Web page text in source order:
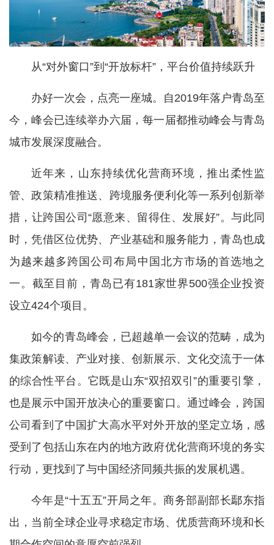
从“对外窗口”到“开放标杆”，平台价值持续跃升
办好一次会，点亮一座城。自2019年落户青岛至
今，峰会已连续举办六届，每一届都推动峰会与青岛
城市发展深度融合。
近年来，山东持续优化营商环境，推出柔性监
管、政策精准推送、跨境服务便利化等一系列创新举
措，让跨国公司“愿意来、留得住、发展好”。与此同
时，凭借区位优势、产业基础和服务能力，青岛也成
为越来越多跨国公司布局中国北方市场的首选地之
一。截至目前，青岛已有181家世界500强企业投资
设立424个项目。
如今的青岛峰会，已超越单一会议的范畴，成为
集政策解读、产业对接、创新展示、文化交流于一体
的综合性平台。它既是山东“双招双引”的重要引擎，
也是展示中国开放决心的重要窗口。通过峰会，跨国
公司看到了中国扩大高水平对外开放的坚定立场，感
受到了包括山东在内的地方政府优化营商环境的务实
行动，更找到了与中国经济同频共振的发展机遇。
今年是“十五五”开局之年。商务部副部长鄢东指
出，当前全球企业寻求稳定市场、优质营商环境和长